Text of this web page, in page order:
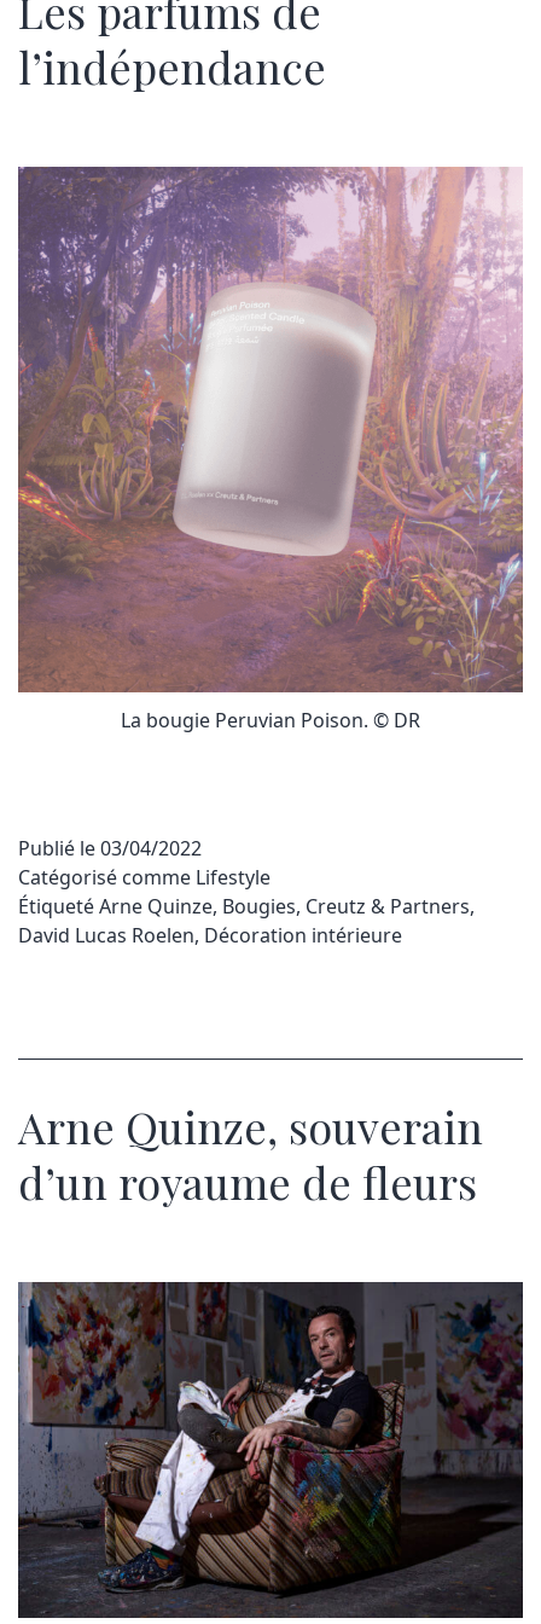
l’indépendance
La bougie Peruvian Poison. © DR
Publié le03/04/2022
Catégorisé comme Lifestyle
ÉtiquetéArne Quinze, Bougies, Creutz & Partners,
David Lucas Roelen, Décoration intérieure
Arne Quinze, souverain
d’un royaume de fleurs